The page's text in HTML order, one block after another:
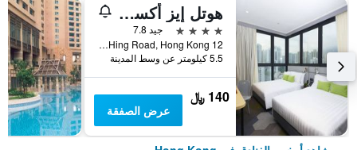
هوتل إيز أكسيس تسين وان
4 نجوم
جيد 7.8
12 Ka Hing Road, Hong Kong, هونغ كونغ
5.5 كيلومتر عن وسط المدينة
140 ﷼
عرض الصفقة